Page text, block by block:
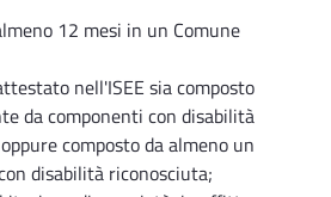
12 mesi in un Comune
nell'ISEE sia composto
da componenti con disabilità
composto da almeno un
disabilità riconosciuta;